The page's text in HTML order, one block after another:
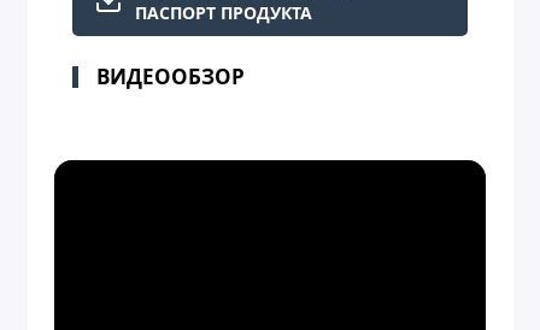
ПАСПОРТ ПРОДУКТА
ВИДЕООБЗОР